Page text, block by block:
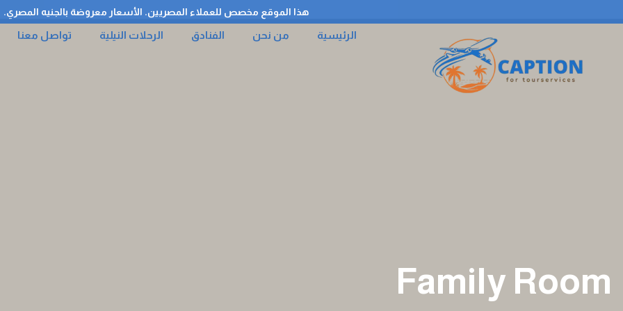
هذا الموقع مخصص للعملاء المصريين. الأسعار معروضة بالجنيه المصري.
الرئيسية من نحن الفنادق الرحلات النيلية تواصل معنا
Family Room